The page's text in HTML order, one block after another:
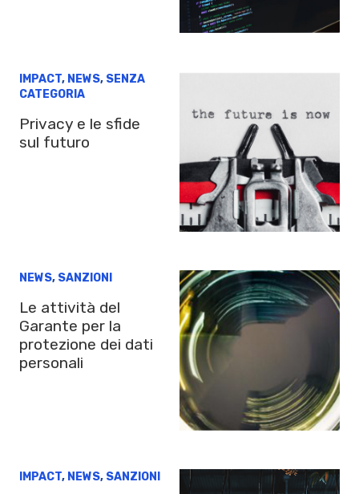
IMPACT, NEWS, SENZA
CATEGORIA
Privacy e le sfide
sul futuro
NEWS, SANZIONI
Le attività del
Garante per la
protezione dei dati
personali
IMPACT, NEWS, SANZIONI